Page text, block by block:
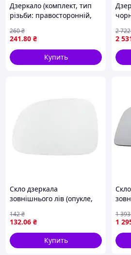
Дзеркало (комплект, тип
різьби: правосторонній,
SKUTER/MOPED/MOTOROWER/ATV
2T, 4T INPARTS IP000002
241.80 ₴
260₴
Купить
125/
2
2 722
Скло дзеркала
зовнішнього лів (опукле,
09.03-08.13 BLIC 6102-02-
1232935P
132.06 ₴
142₴
Купить
1
1 393